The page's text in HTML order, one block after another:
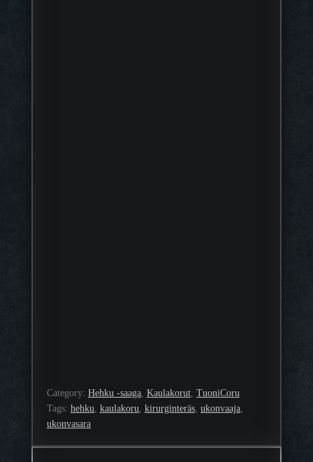
Category: Hehku -saaga, Kaulakorut, TuoniCoru
Tags: hehku, kaulakoru, kirurginteräs, ukonvaaja
ukonvasara